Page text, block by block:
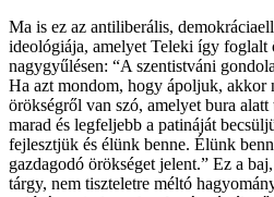
Ma is ez az antiliberális,
ideológiája, amelyet Teleki így foglalt
nagygyűlésen: “A szentistváni
Ha azt mondom, hogy ápoljuk, akkor
örökségről van szó, amelyet bura
marad és legfeljebb a patináját
fejlesztjük és élünk benne. Élünk
gazdagodó örökséget jelent.” Ez a
tárgy, nem tiszteletre méltó